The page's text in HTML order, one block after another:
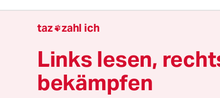
unter Ministerpräsident Pedro Sánchez
Neuland. Auf der Kabinettssitzung am
Koalition aus der sozialistischen PSOE und der
Podemos eine Tobin-Steuer auf
Google-Steuer, mit der global aktive
Kasse gebeten werden sollen, einzuführen.
taz zahl ich
Links lesen,
bekämpfen